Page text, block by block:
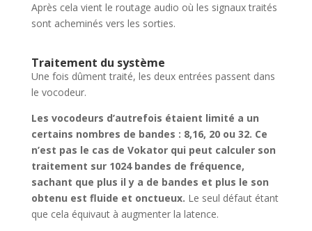
Après cela vient le routage audio où les signaux traités
sont acheminés vers les sorties.
Traitement du système
Une fois dûment traité, les deux entrées passent dans
le vocodeur.
Les vocodeurs d’autrefois étaient limité a un
certains nombres de bandes : 8,16, 20 ou 32. Ce
n’est pas le cas de Vokator qui peut calculer son
traitement sur 1024 bandes de fréquence,
sachant que plus il y a de bandes et plus le son
obtenu est fluide et onctueux. Le seul défaut étant
que cela équivaut à augmenter la latence.